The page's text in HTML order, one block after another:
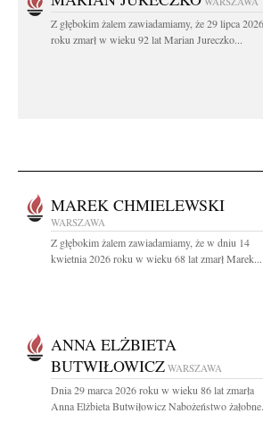
Z głębokim żalem zawiadamiamy, że 29 lipca 2026
roku zmarł w wieku 92 lat Marian Jureczko...
MAREK CHMIELEWSKI
WARSZAWA
Z głębokim żalem zawiadamiamy, że w dniu 14
kwietnia 2026 roku w wieku 68 lat zmarł Marek...
ANNA ELŻBIETA
BUTWIŁOWICZ WARSZAWA
Dnia 29 marca 2026 roku w wieku 86 lat zmarła
Anna Elżbieta Butwiłowicz Nabożeństwo